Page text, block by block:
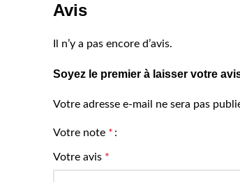
Avis
Il n’y a pas encore d’avis.
Soyez le premier à laisser votre
Votre adresse e-mail ne sera pas
Votre note *
Votre avis *